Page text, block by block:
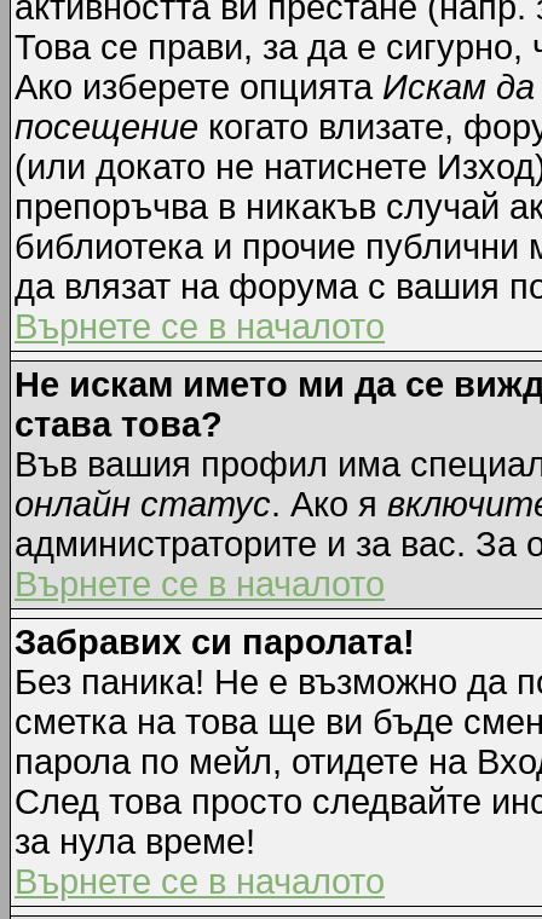
Това се прави, за да е
Ако изберете опцията Искам
посещение когато влизате,
(или докато не натиснете
препоръчва в никакъв случай
библиотека и прочие публични
да влязат на форума с вашия
Върнете се в началото
Не искам името ми да се
става това?
Във вашия профил има
онлайн статус. Ако я
администраторите и за вас. За
Върнете се в началото
Забравих си паролата!
Без паника! Не е възможно да
сметка на това ще ви бъде
парола по мейл, отидете на
След това просто следвайте
за нула време!
Върнете се в началото